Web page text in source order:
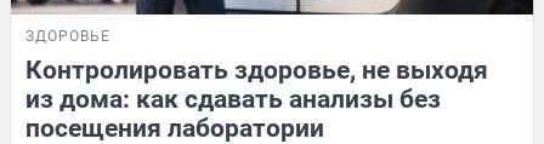
ЗДОРОВЬЕ
Контролировать здоровье, не выходя
из дома: как сдавать анализы без
посещения лаборатории